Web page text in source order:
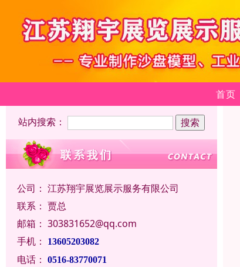
首页
站内搜索：
公司： 江苏翔宇展览展示服务有限公司
联系： 贾总
邮箱： 303831652@qq.com
手机：
13605203082
电话： 0516-83770071